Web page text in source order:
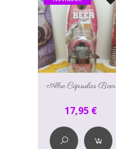
Abre Cápsulas Beer
17,95 €